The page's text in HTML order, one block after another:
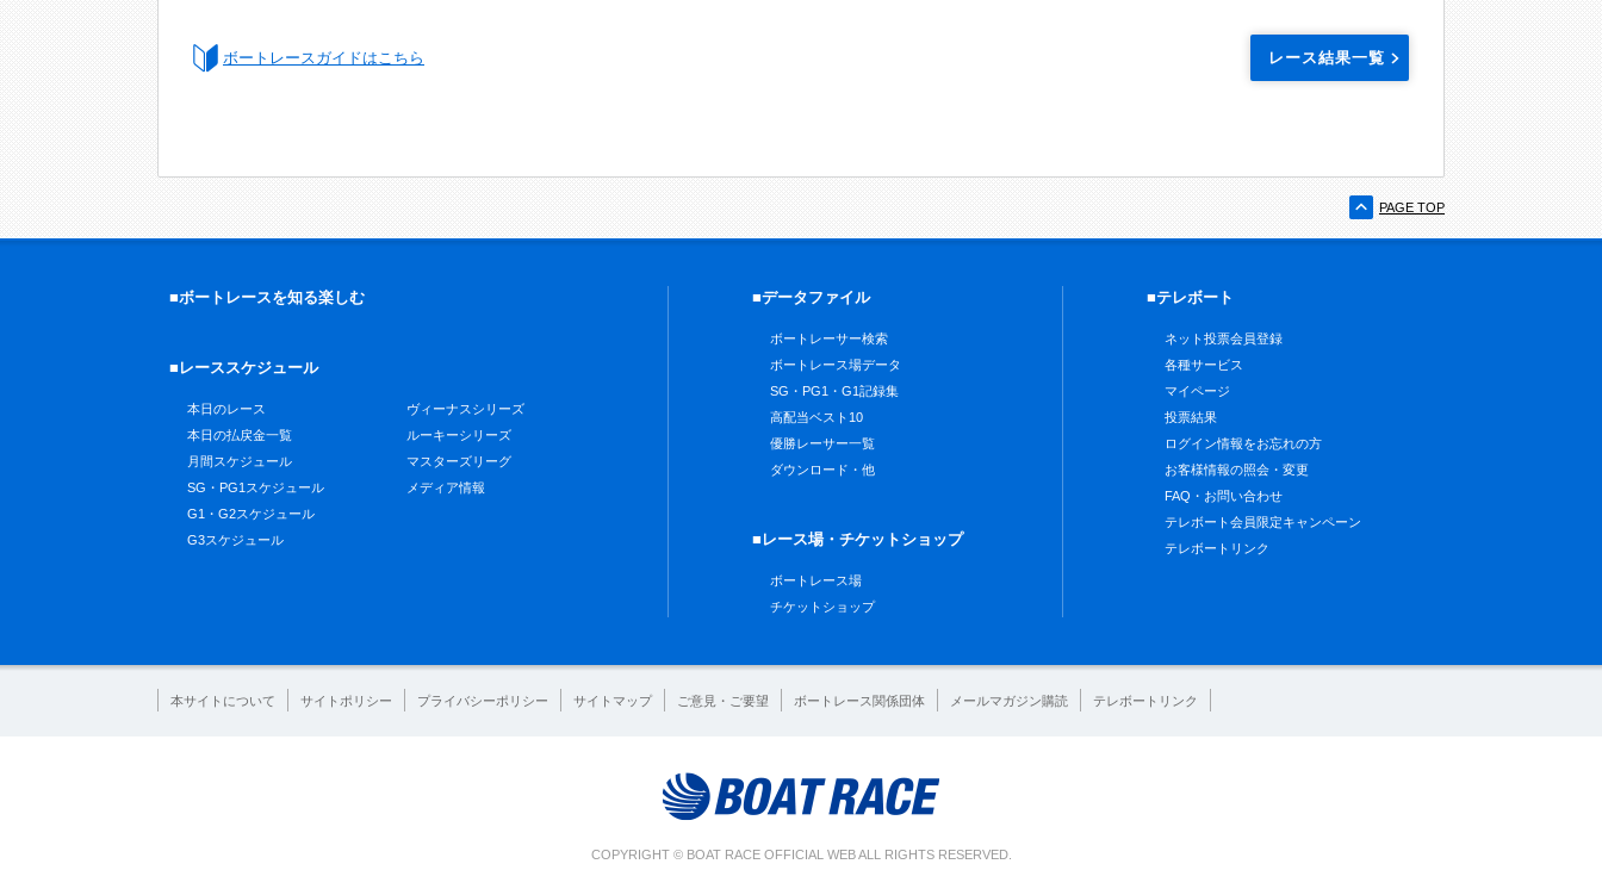
ボートレースガイドはこちら レース結果一覧
PAGE TOP
■ボートレースを知る楽しむ
■レーススケジュール
本日のレース
本日の払戻金一覧
月間スケジュール
SG・PG1スケジュール
G1・G2スケジュール
G3スケジュール
ヴィーナスシリーズ
ルーキーシリーズ
マスターズリーグ
メディア情報
■データファイル
ボートレーサー検索
ボートレース場データ
SG・PG1・G1記録集
高配当ベスト10
優勝レーサー一覧
ダウンロード・他
■レース場・チケットショップ
ボートレース場
チケットショップ
■テレボート
ネット投票会員登録
各種サービス
マイページ
投票結果
ログイン情報をお忘れの方
お客様情報の照会・変更
FAQ・お問い合わせ
テレボート会員限定キャンペーン
テレボートリンク
本サイトについて サイトポリシー プライバシーポリシー サイトマップ ご意見・ご要望 ボートレース関係団体 メールマガジン購読 テレボートリンク
COPYRIGHT © BOAT RACE OFFICIAL WEB ALL RIGHTS RESERVED.